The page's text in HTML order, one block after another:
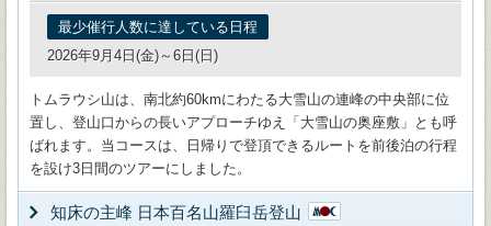
最少催行人数に達している日程
2026年9月4日(金)～6日(日)
トムラウシ山は、南北約60kmにわたる大雪山の連峰の中央部に位
置し、登山口からの長いアプローチゆえ「大雪山の奥座敷」とも呼
ばれます。当コースは、日帰りで登頂できるルートを前後泊の行程
を設け3日間のツアーにしました。
知床の主峰 日本百名山羅臼岳登山